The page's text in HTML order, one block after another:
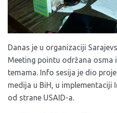
Danas je u organizaciji
Meeting pointu održana osma
temama. Info sesija je dio
medija u BiH, u implementaciji
od strane USAID-a.